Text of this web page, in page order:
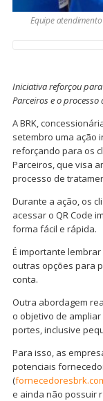
Equipe
Iniciativa reforçou
Parceiros e o
A BRK,
setembro uma ação
reforçando para os
Parceiros, que visa
processo de
Durante a ação, os
acessar o QR Code
forma fácil e rápida.
É importante
outras opções para
conta.
Outra abordagem
o objetivo de
portes, inclusive
Para isso, as
potenciais
(
e ainda não possuir